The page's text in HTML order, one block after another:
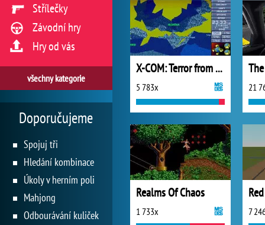
X-COM: Terror from the Deep (1995)
5 783x 21
Realms Of Chaos
1 733x 7
Střílečky
Závodní hry
Hry od vás
všechny kategorie
Doporučujeme
Spojuj tři
Hledání kombinace
Úkoly v herním poli
Mahjong
Odbourávání kuliček